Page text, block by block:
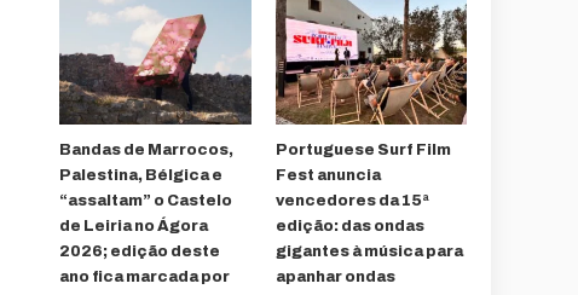
Bandas de Marrocos,
Palestina, Bélgica e
“assaltam” o Castelo
de Leiria no Ágora
2026; edição deste
ano fica marcada por
Portuguese Surf Film
Fest anuncia
vencedores da 15ª
edição: das ondas
gigantes à música para
apanhar ondas